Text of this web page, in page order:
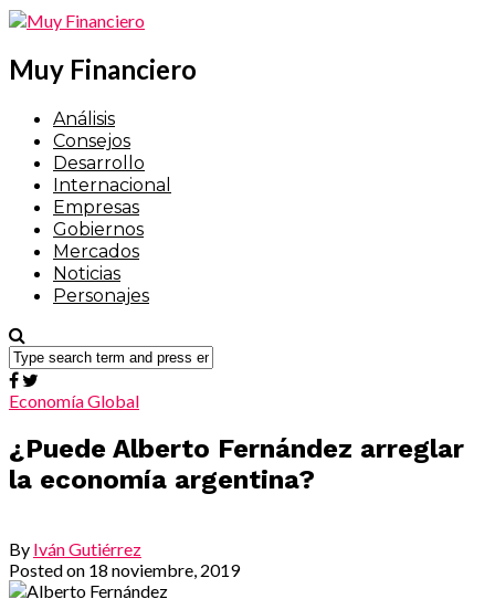
Muy Financiero
Análisis
Consejos
Desarrollo
Internacional
Empresas
Gobiernos
Mercados
Noticias
Personajes
Economía Global
¿Puede Alberto Fernández arreglar
la economía argentina?
By Iván Gutiérrez
Posted on 18 noviembre, 2019